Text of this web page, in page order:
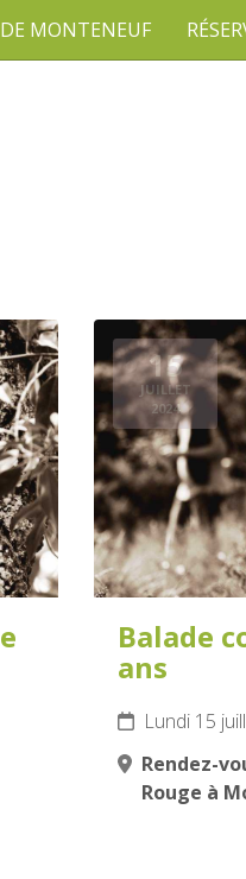
MONTENEUF
15
JUILLET
2024
Balade
ans
Lundi 15
Rendez-
Rouge à